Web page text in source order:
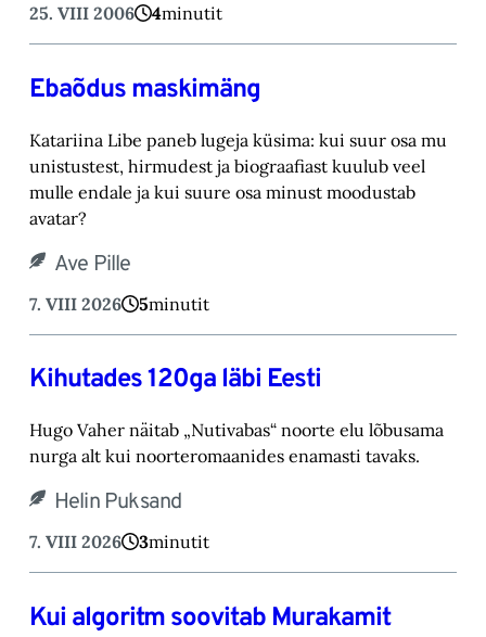
25. VIII 2006 4minutit
Ebaõdus maskimäng
Katariina Libe paneb lugeja küsima: kui suur osa mu
unistustest, hirmudest ja biograafiast ‎kuulub veel
mulle endale ja kui suure osa minust moodustab
avatar? ‎
Ave Pille
7. VIII 2026 5minutit
Kihutades 120ga läbi Eesti
Hugo Vaher näitab „Nutivabas“ noorte elu lõbusama
nurga alt kui noorteromaanides ena‎masti tavaks.‎
Helin Puksand
7. VIII 2026 3minutit
Kui algoritm soovitab Murakamit